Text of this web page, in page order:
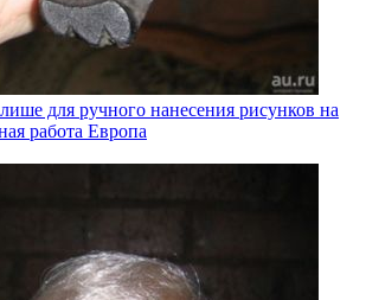
для ручного нанесения рисунков на
работа Европа